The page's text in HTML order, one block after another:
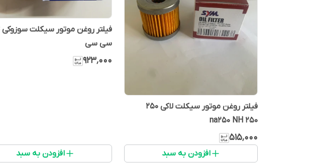
فیلتر روغن موتور سیکلت لاکی ۲۵۰
na250 NH 250
۵۱۵٬۰۰۰
افزودن به سبد
سی سی
۹۲۳٬۰۰۰
افزودن به سبد